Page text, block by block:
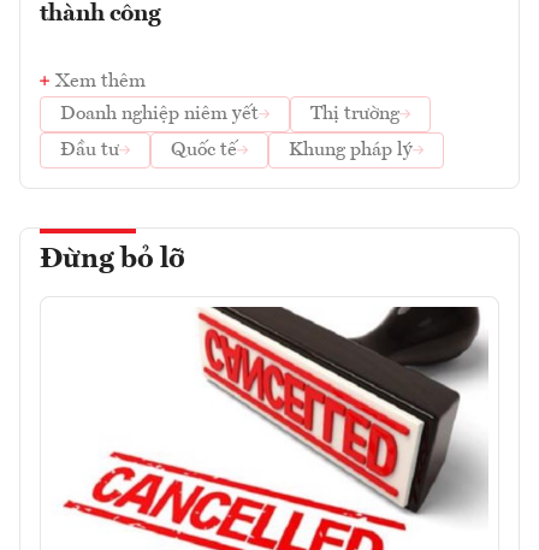
thành công
Xem thêm
Doanh nghiệp niêm yết
Thị trường
Đầu tư
Quốc tế Khung pháp lý
Đừng bỏ lỡ